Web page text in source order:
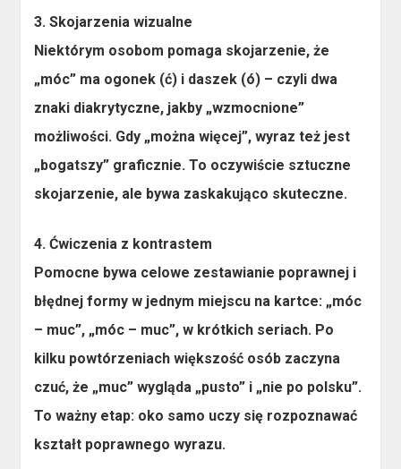
3. Skojarzenia wizualne
Niektórym osobom pomaga skojarzenie, że
„móc” ma ogonek (ć) i daszek (ó) – czyli dwa
znaki diakrytyczne, jakby „wzmocnione”
możliwości. Gdy „można więcej”, wyraz też jest
„bogatszy” graficznie. To oczywiście sztuczne
skojarzenie, ale bywa zaskakująco skuteczne.
4. Ćwiczenia z kontrastem
Pomocne bywa celowe zestawianie poprawnej i
błędnej formy w jednym miejscu na kartce: „móc
– muc”, „móc – muc”, w krótkich seriach. Po
kilku powtórzeniach większość osób zaczyna
czuć, że „muc” wygląda „pusto” i „nie po polsku”.
To ważny etap: oko samo uczy się rozpoznawać
kształt poprawnego wyrazu.